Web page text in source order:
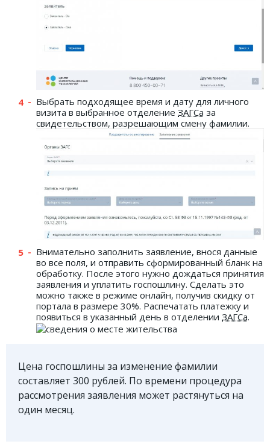
Выбрать подходящее время и дату для личного
визита в выбранное отделение ЗАГСа за
свидетельством, разрешающим смену фамилии.
Внимательно заполнить заявление, внося данные
во все поля, и отправить сформированный бланк на
обработку. После этого нужно дождаться принятия
заявления и уплатить госпошлину. Сделать это
можно также в режиме онлайн, получив скидку от
портала в размере 30%. Распечатать платежку и
появиться в указанный день в отделении ЗАГСа.
Цена госпошлины за изменение фамилии
составляет 300 рублей. По времени процедура
рассмотрения заявления может растянуться на
один месяц.